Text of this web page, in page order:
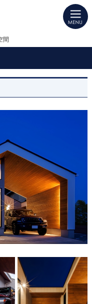
注文住宅・新築戸建てを手が
建てを手がける工務店ならエ
間